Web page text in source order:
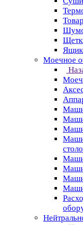
Моечное